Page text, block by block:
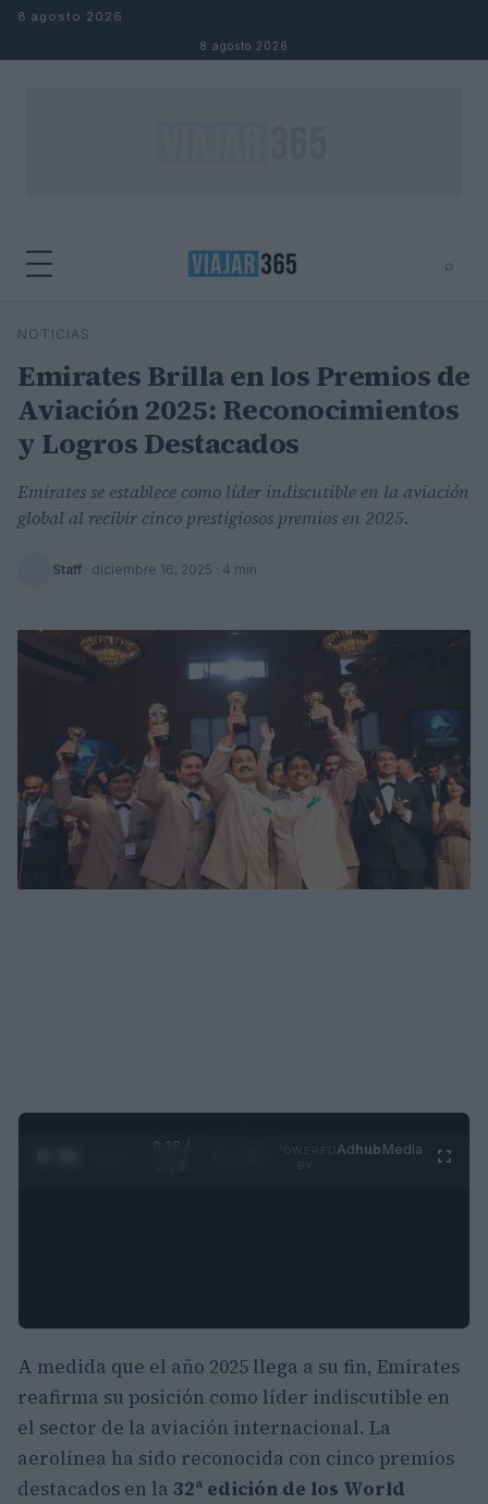
Saltar al contenido
8 agosto 2026
8 agosto 2026
⌕
Buscar
NOTICIAS
Emirates Brilla en los Premios de
Aviación 2025: Reconocimientos
y Logros Destacados
Emirates se establece como líder indiscutible en la aviación
global al recibir cinco prestigiosos premios en 2025.
Staff · diciembre 16, 2025 · 4 min
0:29 /
Adhub Media
A medida que el año 2025 llega a su fin, Emirates
reafirma su posición como líder indiscutible en
el sector de la aviación internacional. La
aerolínea ha sido reconocida con cinco premios
destacados en la 32ª edición de los World